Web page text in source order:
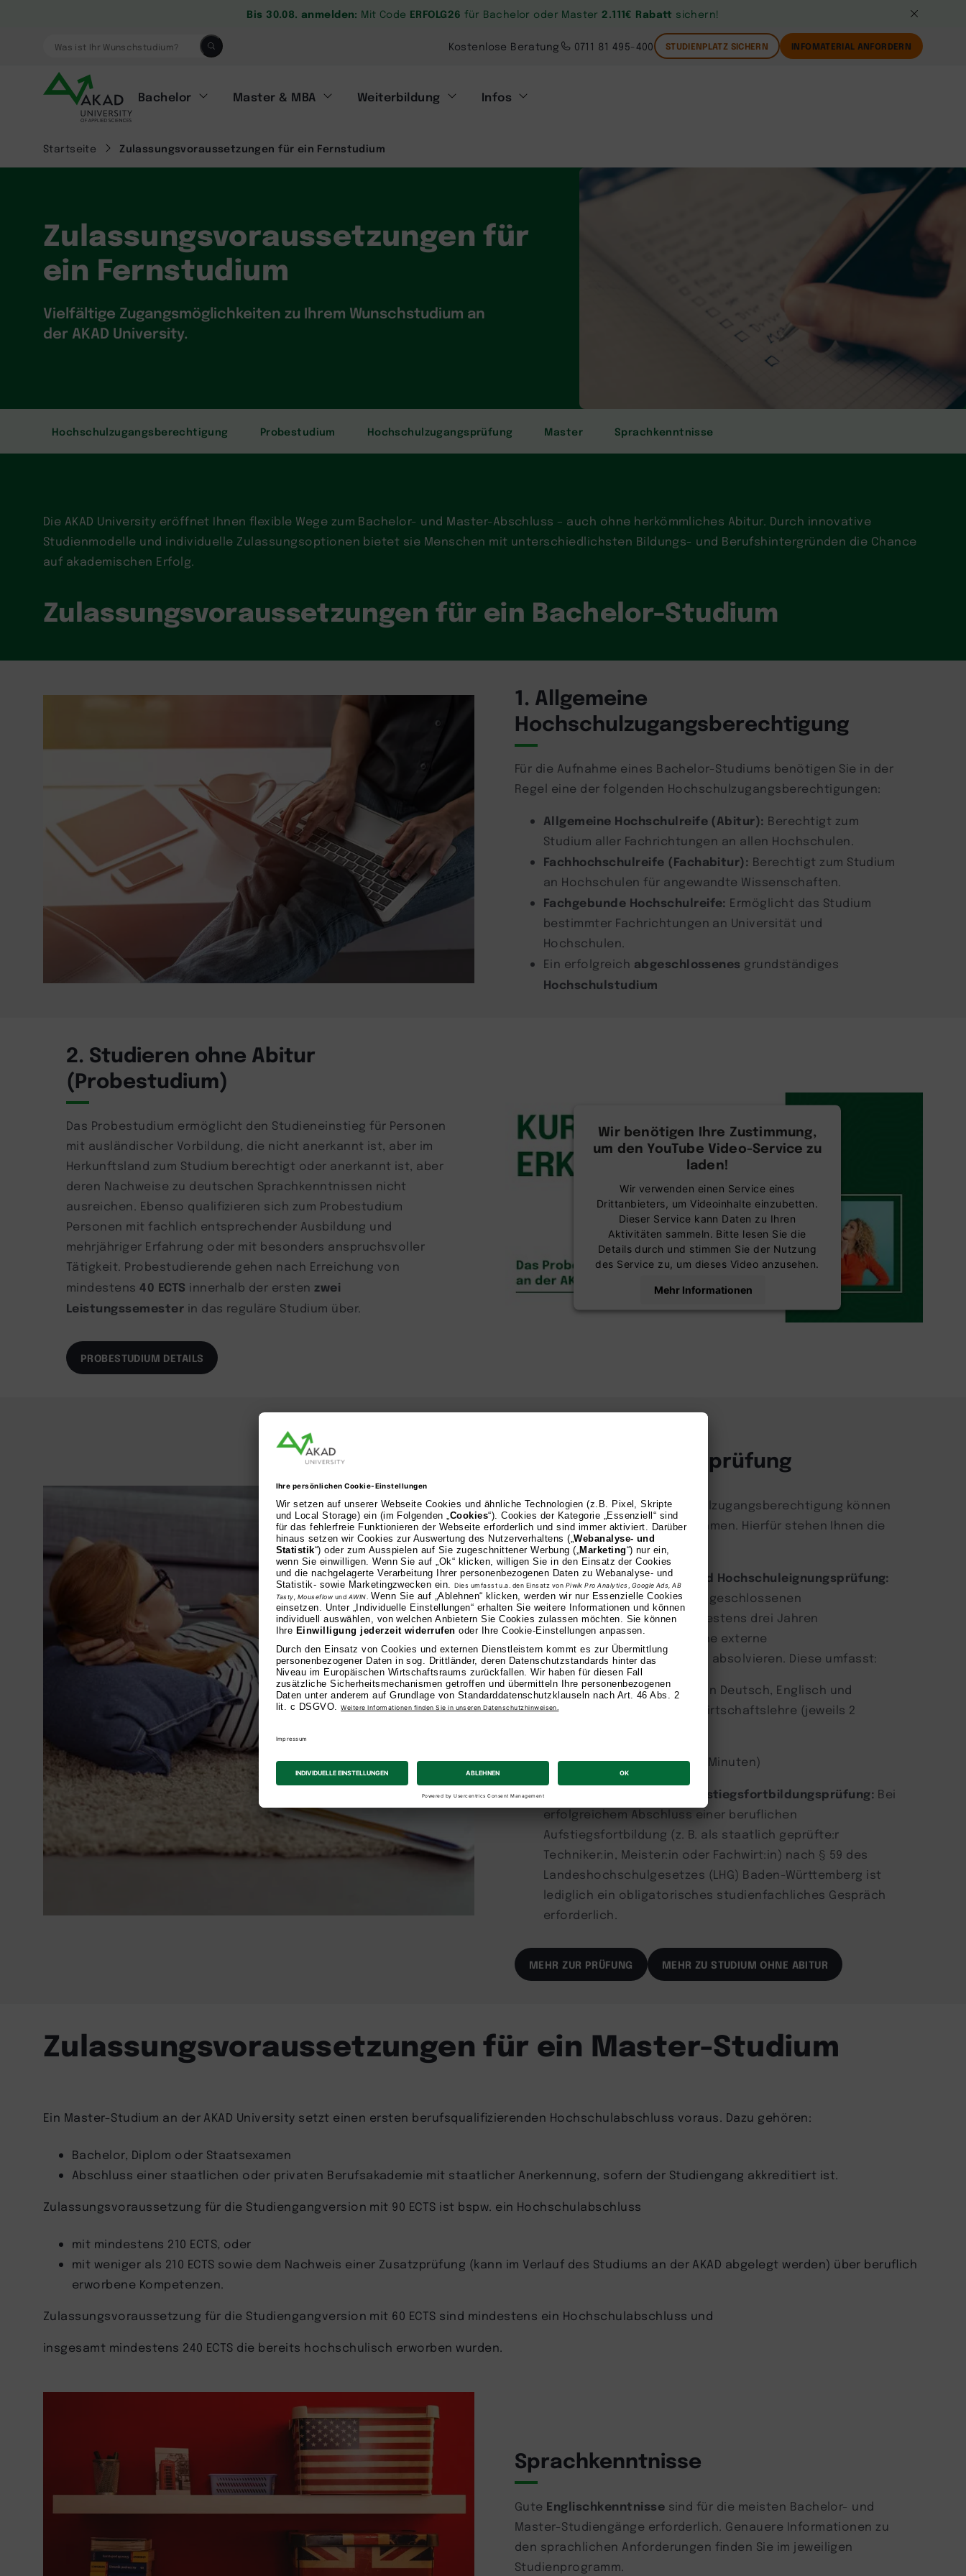
Bis 30.08. anmelden: Mit Code ERFOLG26 für Bachelor oder Master2.111€ Rabatt sichern!
Was ist Ihr Wunschstudium? Kostenlose Beratung 0711 81 495-400 STUDIENPLATZ SICHERN INFOMATERIAL ANFORDERN
Bachelor Master & MBA Weiterbildung Infos
Startseite Zulassungsvoraussetzungen für ein Fernstudium
Zulassungsvoraussetzungen für
ein Fernstudium
Vielfältige Zugangsmöglichkeiten zu Ihrem Wunschstudium an
der AKAD University.
Hochschulzugangsberechtigung Probestudium Hochschulzugangsprüfung Master Sprachkenntnisse
Die AKAD University eröffnet Ihnen flexible Wege zum Bachelor- und Master-Abschluss – auch ohne herkömmliches Abitur. Durch innovative
Studienmodelle und individuelle Zulassungsoptionen bietet sie Menschen mit unterschiedlichsten Bildungs- und Berufshintergründen die Chance
auf akademischen Erfolg.
Zulassungsvoraussetzungen für ein Bachelor-Studium
1. Allgemeine
Hochschulzugangsberechtigung
Für die Aufnahme eines Bachelor-Studiums benötigen Sie in der
Regel eine der folgenden Hochschulzugangsberechtigungen:
Allgemeine Hochschulreife (Abitur): Berechtigt zum
Studium aller Fachrichtungen an allen Hochschulen.
Fachhochschulreife (Fachabitur): Berechtigt zum Studium
an Hochschulen für angewandte Wissenschaften.
Fachgebunde Hochschulreife: Ermöglicht das Studium
bestimmter Fachrichtungen an Universität und
Hochschulen.
Ein erfolgreich abgeschlossenes grundständiges
Hochschulstudium
Wir benötigen Ihre Zustimmung,
um den YouTube Video-Service zu
laden!
Wir verwenden einen Service eines
Drittanbieters, um Videoinhalte einzubetten.
Dieser Service kann Daten zu Ihren
Aktivitäten sammeln. Bitte lesen Sie die
Details durch und stimmen Sie der Nutzung
des Service zu, um dieses Video anzusehen.
Mehr Informationen
2. Studieren ohne Abitur
(Probestudium)
Das Probestudium ermöglicht den Studieneinstieg für Personen
mit ausländischer Vorbildung, die nicht anerkannt ist, aber im
Herkunftsland zum Studium berechtigt oder anerkannt ist, aber
deren Nachweise zu deutschen Sprachkenntnissen nicht
ausreichen. Ebenso qualifizieren sich zum Probestudium
Personen mit fachlich entsprechender Ausbildung und
mehrjähriger Erfahrung oder mit besonders anspruchsvoller
Tätigkeit. Probestudierende gehen nach Erreichung von
mindestens40 ECTS innerhalb der erstenzwei
Leistungssemester in das reguläre Studium über.
PROBESTUDIUM DETAILS
Hochschulzugangsprüfung
Auch ohne klassische Hochschulzugangsberechtigung können
Sie ein Bachelor-Studium aufnehmen. Hierfür stehen Ihnen die
folgenden Möglichkeiten offen:
Berufliche Qualifikation und Hochschuleignungsprüfung:
Bewerber:innen mit einer abgeschlossenen
Berufsausbildung und mindestens drei Jahren
Berufserfahrung können eine externe
Hochschuleignungsprüfung absolvieren. Diese umfasst:
Drei schriftliche Prüfungen in Deutsch, Englisch und
Mathematik oder Betriebswirtschaftslehre (jeweils 2
Eine mündliche Prüfung (30 Minuten)
Anerkannte berufliche Aufstiegsfortbildungsprüfung: Bei
erfolgreichem Abschluss einer beruflichen
Aufstiegsfortbildung (z. B. als staatlich geprüfte:r
Techniker:in, Meister:in oder Fachwirt:in) nach § 59 des
Landeshochschulgesetzes (LHG) Baden-Württemberg ist
lediglich ein obligatorisches studienfachliches Gespräch
erforderlich.
MEHR ZUR PRÜFUNG MEHR ZU STUDIUM OHNE ABITUR
Zulassungsvoraussetzungen für ein Master-Studium
Ein Master-Studium an der AKAD University setzt einen ersten berufsqualifizierenden Hochschulabschluss voraus. Dazu gehören:
Bachelor, Diplom oder Staatsexamen
Abschluss einer staatlichen oder privaten Berufsakademie mit staatlicher Anerkennung, sofern der Studiengang akkreditiert ist.
Zulassungsvoraussetzung für die Studiengangversion mit 90 ECTS ist bspw. ein Hochschulabschluss
mit mindestens 210 ECTS, oder
mit weniger als 210 ECTS sowie dem Nachweis einer Zusatzprüfung (kann im Verlauf des Studiums an der AKAD abgelegt werden) über beruflich
erworbene Kompetenzen.
Zulassungsvoraussetzung für die Studiengangversion mit 60 ECTS sind mindestens ein Hochschulabschluss und
insgesamt mindestens 240 ECTS die bereits hochschulisch erworben wurden.
Sprachkenntnisse
Gute Englischkenntnisse sind für die meisten Bachelor- und
Master-Studiengänge erforderlich. Genauere Informationen zu
den sprachlichen Anforderungen finden Sie im jeweiligen
Studienprogramm.